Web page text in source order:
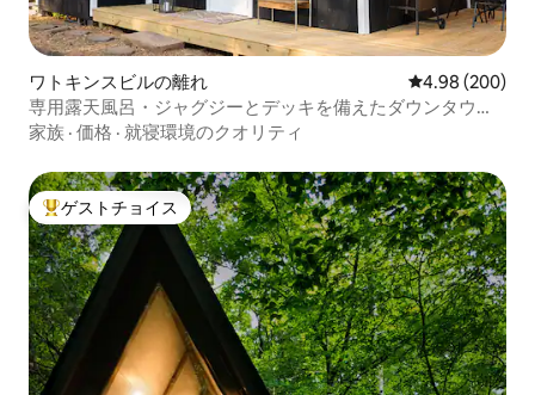
ワトキンスビルの離れ レビュー200
4.98 (200)
専用露天風呂・ジャグジーとデッキを備えたダウンタウン
のゲストハウス
家族 · 価格 · 就寝環境のクオリティ
大好評のゲストチョイスです。
ゲストチョイス